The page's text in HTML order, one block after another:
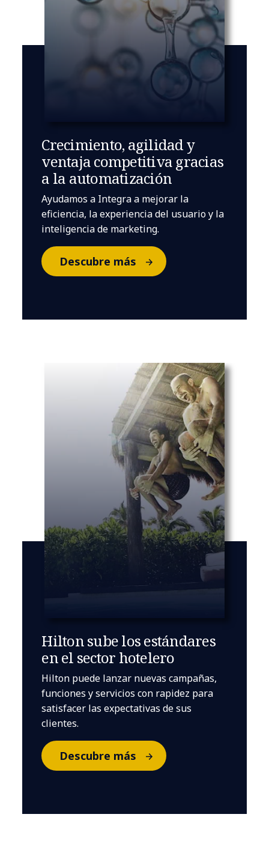
Crecimiento, agilidad y
ventaja competitiva gracias
a la automatización
Ayudamos a Integra a mejorar la
eficiencia, la experiencia del usuario y la
inteligencia de marketing.
Descubre más
Hilton sube los estándares
en el sector hotelero
Hilton puede lanzar nuevas campañas,
funciones y servicios con rapidez para
satisfacer las expectativas de sus
clientes.
Descubre más